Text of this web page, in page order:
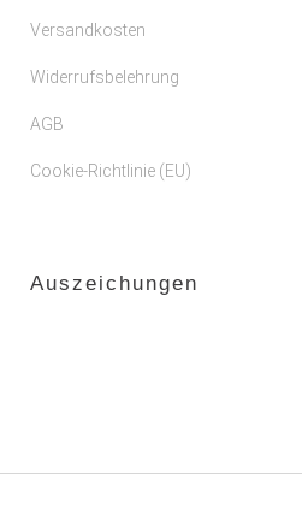
Versandkosten
Widerrufsbelehrung
AGB
Cookie-Richtlinie (EU)
Auszeichungen